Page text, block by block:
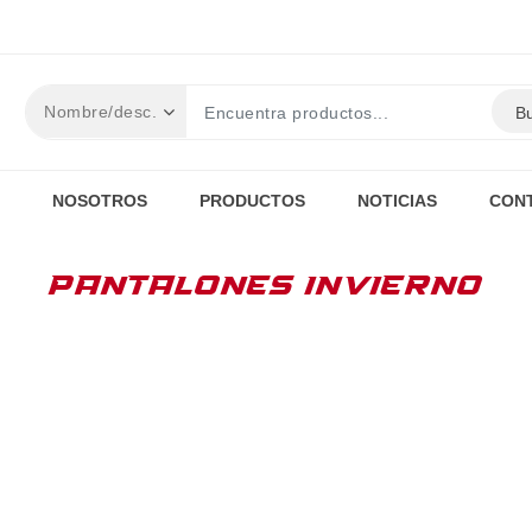
NOSOTROS PRODUCTOS NOTICIAS
PANTALONES INVIERNO